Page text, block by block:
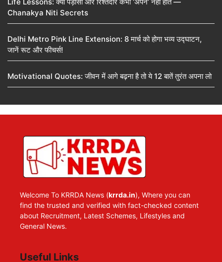
Chanakya Niti Secrets
Delhi Metro Pink Line Extension: 8 मार्च को होगा भव्य उद्घाटन,
जानें रूट और फीचर्स!
Motivational Quotes: जीवन में आगे बढ़ना है तो ये 12 बातें तुरंत अपना लो
Welcome To KRRDA News (krrda.in), Where you can
find the trusted and verified with fact-checked content
about Recruitment, Latest Schemes, Lifestyles and
General News.
Useful Links